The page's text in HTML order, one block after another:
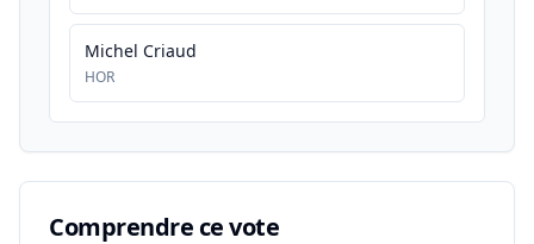
Michel Criaud
HOR
Comprendre ce vote